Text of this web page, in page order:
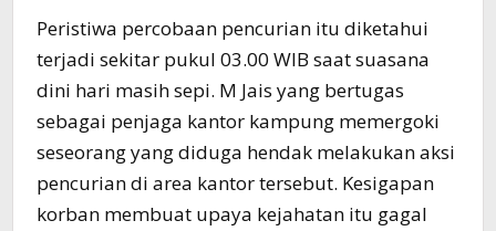
Peristiwa percobaan pencurian itu diketahui
terjadi sekitar pukul 03.00 WIB saat suasana
dini hari masih sepi. M Jais yang bertugas
sebagai penjaga kantor kampung memergoki
seseorang yang diduga hendak melakukan aksi
pencurian di area kantor tersebut. Kesigapan
korban membuat upaya kejahatan itu gagal